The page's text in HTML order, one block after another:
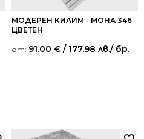
МОДЕРЕН КИЛИМ - МОНА 346
ЦВЕТЕН
от: 91.00 € / 177.98 лв./ бр.